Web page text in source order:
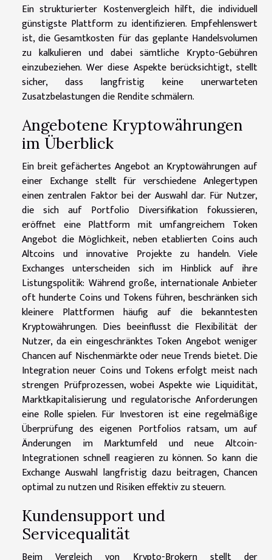
Ein strukturierter Kostenvergleich hilft, die individuell
günstigste Plattform zu identifizieren. Empfehlenswert
ist, die Gesamtkosten für das geplante Handelsvolumen
zu kalkulieren und dabei sämtliche Krypto-Gebühren
einzubeziehen. Wer diese Aspekte berücksichtigt, stellt
sicher, dass langfristig keine unerwarteten
Zusatzbelastungen die Rendite schmälern.
Angebotene Kryptowährungen
im Überblick
Ein breit gefächertes Angebot an Kryptowährungen auf
einer Exchange stellt für verschiedene Anlegertypen
einen zentralen Faktor bei der Auswahl dar. Für Nutzer,
die sich auf Portfolio Diversifikation fokussieren,
eröffnet eine Plattform mit umfangreichem Token
Angebot die Möglichkeit, neben etablierten Coins auch
Altcoins und innovative Projekte zu handeln. Viele
Exchanges unterscheiden sich im Hinblick auf ihre
Listungspolitik: Während große, internationale Anbieter
oft hunderte Coins und Tokens führen, beschränken sich
kleinere Plattformen häufig auf die bekanntesten
Kryptowährungen. Dies beeinflusst die Flexibilität der
Nutzer, da ein eingeschränktes Token Angebot weniger
Chancen auf Nischenmärkte oder neue Trends bietet. Die
Integration neuer Coins und Tokens erfolgt meist nach
strengen Prüfprozessen, wobei Aspekte wie Liquidität,
Marktkapitalisierung und regulatorische Anforderungen
eine Rolle spielen. Für Investoren ist eine regelmäßige
Überprüfung des eigenen Portfolios ratsam, um auf
Änderungen im Marktumfeld und neue Altcoin-
Integrationen schnell reagieren zu können. So kann die
Exchange Auswahl langfristig dazu beitragen, Chancen
optimal zu nutzen und Risiken effektiv zu steuern.
Kundensupport und
Servicequalität